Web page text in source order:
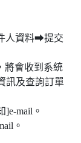
人資料➡提交
將會收到系統
訊及查詢訂單
mail。
。